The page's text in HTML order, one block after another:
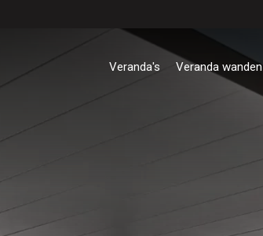
Veranda's Veranda wanden